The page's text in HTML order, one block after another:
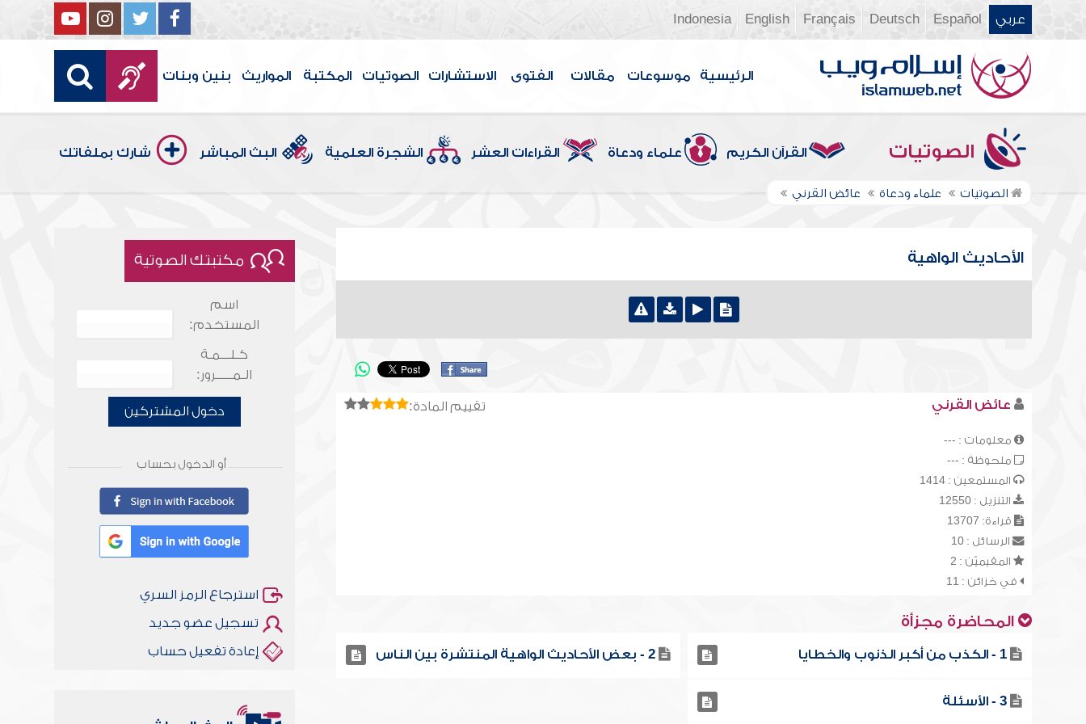
عربي Español
Deutsch
Français
English
Indonesia
الرئيسية موسوعات مقالات الفتوى الاستشارات الصوتيات المكتبة المواريث بنين وبنات
الصوتيات القرآن الكريم علماء ودعاة القراءات العشر الشجرة العلمية البث المباشر شارك بملفاتك
الصوتيات علماء ودعاة عائض القرني
الأحاديث الواهية
تقييم المادة: عائض القرني
معلومات : ---
ملحوظة : ---
المستمعين : 1414
التنزيل : 12550
قراءة: 13707
الرسائل : 10
المقيميّن : 2
في خزائن : 11
المحاضرة مجزأة
1 - الكذب من أكبر الذنوب والخطايا 2 - بعض الأحاديث الواهية المنتشرة بين الناس
3 - الأسئلة
مكتبتك الصوتية
اسم
المستخدم:
كـلـــمـة
الـمـــــرور:
دخول المشتركين
أو الدخول بحساب
استرجاع الرمز السري
تسجيل عضو جديد
إعادة تفعيل حساب